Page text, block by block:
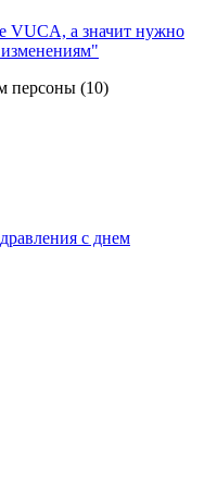
а значит нужно
персоны (10)
с днем